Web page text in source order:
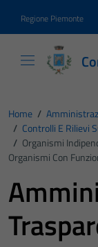
Regione Piemonte
Home /
/ Controlli E Rilievi
/ Organismi
Organismi Con